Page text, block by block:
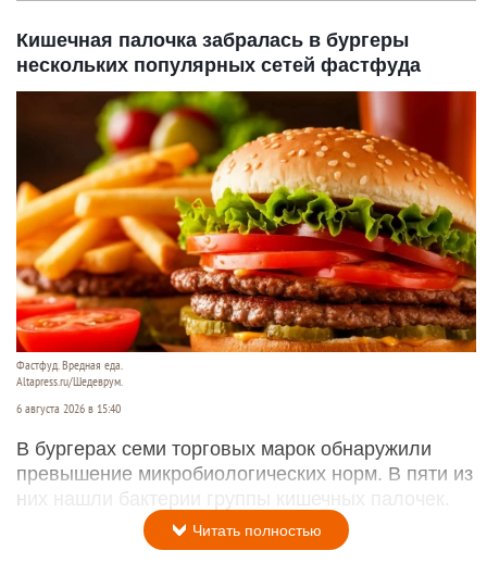
Кишечная палочка забралась в бургеры
нескольких популярных сетей фастфуда
Фастфуд. Вредная еда.
Altapress.ru/Шедеврум.
6 августа 2026 в 15:40
В бургерах семи торговых марок обнаружили
превышение микробиологических норм. В пяти из
них нашли бактерии группы кишечных палочек.
Читать полностью